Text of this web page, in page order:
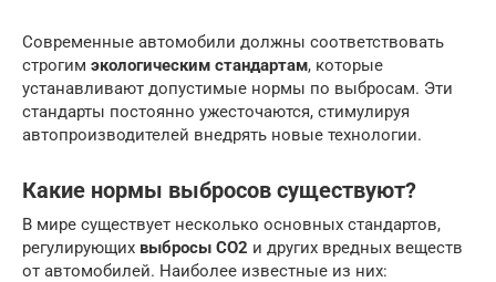
Современные автомобили должны соответствовать
строгим экологическим стандартам, которые
устанавливают допустимые нормы по выбросам. Эти
стандарты постоянно ужесточаются, стимулируя
автопроизводителей внедрять новые технологии.
Какие нормы выбросов существуют?
В мире существует несколько основных стандартов,
регулирующих выбросы CO2 и других вредных веществ
от автомобилей. Наиболее известные из них: